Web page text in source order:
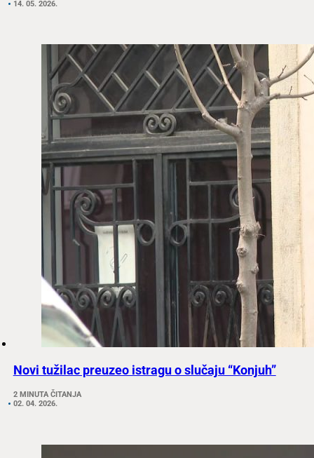
14. 05. 2026.
Novi tužilac preuzeo istragu o slučaju “Konjuh”
2 MINUTA ČITANJA
02. 04. 2026.